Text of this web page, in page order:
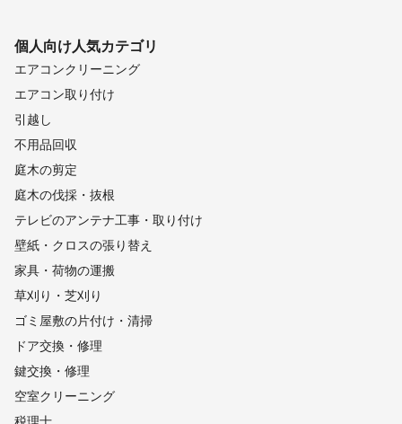
個人向け人気カテゴリ
エアコンクリーニング
エアコン取り付け
引越し
不用品回収
庭木の剪定
庭木の伐採・抜根
テレビのアンテナ工事・取り付け
壁紙・クロスの張り替え
家具・荷物の運搬
草刈り・芝刈り
ゴミ屋敷の片付け・清掃
ドア交換・修理
鍵交換・修理
空室クリーニング
税理士